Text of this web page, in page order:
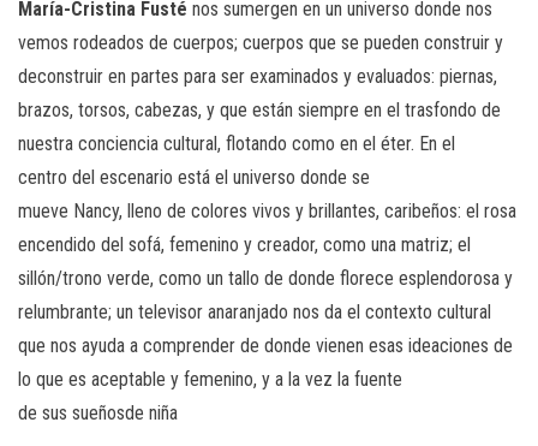
María-Cristina Fusté nos sumergen en un universo donde nos
vemos rodeados de cuerpos; cuerpos que se pueden construir y
deconstruir en partes para ser examinados y evaluados: piernas,
brazos, torsos, cabezas, y que están siempre en el trasfondo de
nuestra conciencia cultural, flotando como en el éter. En el
centro del escenario está el universo donde se
mueve Nancy, lleno de colores vivos y brillantes, caribeños: el rosa
encendido del sofá, femenino y creador, como una matriz; el
sillón/trono verde, como un tallo de donde florece esplendorosa y
relumbrante; un televisor anaranjado nos da el contexto cultural
que nos ayuda a comprender de donde vienen esas ideaciones de
lo que es aceptable y femenino, y a la vez la fuente
de sus sueñosde niña